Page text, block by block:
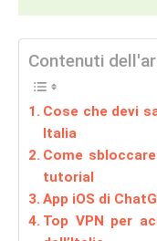
Contenuti
Cose che devi
Italia
Come
tutorial
App iOS di
Top VPN per